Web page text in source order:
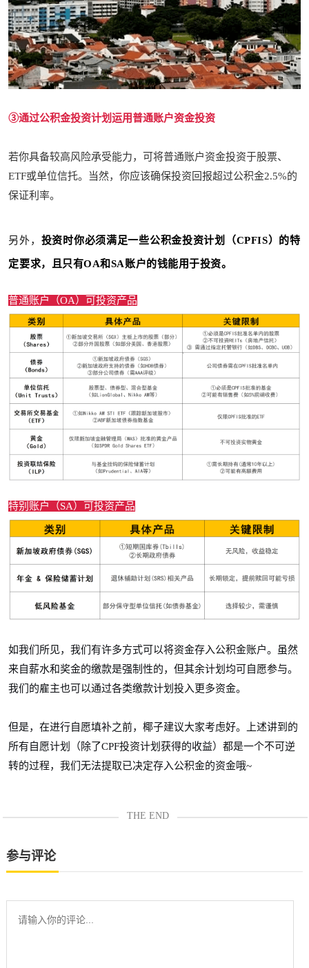
③通过公积金投资计划运用普通账户资金投资
若你具备较高风险承受能力，可将普通账户资金投资于股票、
ETF或单位信托。当然，你应该确保投资回报超过公积金2.5%的
保证利率。
另外， 投资时你必须满足一些公积金投资计划（CPFIS）的特
定要求，且只有OA和SA账户的钱能用于投资。
普通账户（OA）可投资产品
特别账户（SA）可投资产品
如我们所见，我们有许多方式可以将资金存入公积金账户。虽然
来自薪水和奖金的缴款是强制性的，但其余计划均可自愿参与。
我们的雇主也可以通过各类缴款计划投入更多资金。
但是，在进行自愿填补之前，椰子建议大家考虑好。上述讲到的
所有自愿计划（除了CPF投资计划获得的收益）都是一个不可逆
转的过程，我们无法提取已决定存入公积金的资金哦~
THE END
参与评论